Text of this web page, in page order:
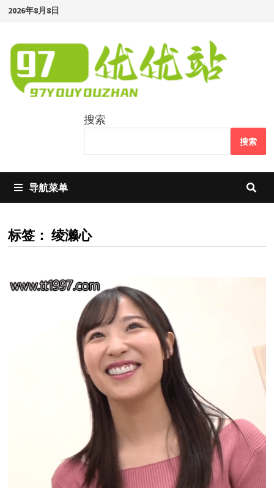
Skip
content
2026年8月8日
搜索
搜索
导航菜单
标签： 绫濑心